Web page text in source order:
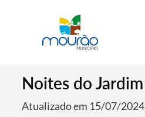
Noites do Jardim
Atualizado em 15/07/2024